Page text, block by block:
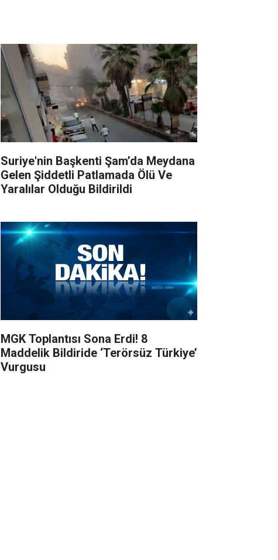
Suriye'nin Başkenti Şam’da Meydana
Gelen Şiddetli Patlamada Ölü Ve
Yaralılar Olduğu Bildirildi
MGK Toplantısı Sona Erdi! 8
Maddelik Bildiride ‘Terörsüz Türkiye’
Vurgusu